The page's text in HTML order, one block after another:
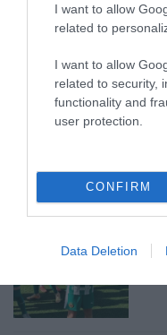
I want to allow
related to
I want to allow
related to security,
functionality and
user protection.
CONFIRM
Data Deletion